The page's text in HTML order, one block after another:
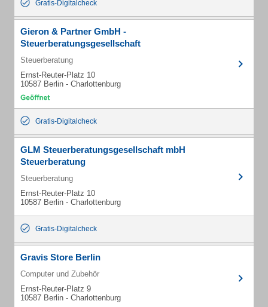
Gratis-Digitalcheck
Gieron & Partner GmbH -
Steuerberatungsgesellschaft
Steuerberatung
Ernst-Reuter-Platz 10
10587 Berlin - Charlottenburg
Gratis-Digitalcheck
GLM Steuerberatungsgesellschaft mbH
Steuerberatung
Steuerberatung
Ernst-Reuter-Platz 10
10587 Berlin - Charlottenburg
Gratis-Digitalcheck
Gravis Store Berlin
Computer und Zubehör
Ernst-Reuter-Platz 9
10587 Berlin - Charlottenburg